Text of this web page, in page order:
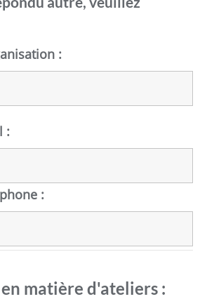
:
:
:
matière d'ateliers :